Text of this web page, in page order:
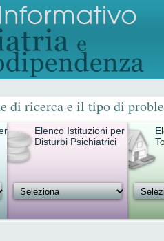
di ricerca e il tipo di
Elenco Istituzioni per
Disturbi Psichiatrici